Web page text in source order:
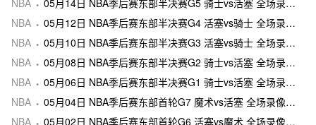
NBA
05月14日 NBA季后赛东部半决赛G5 骑士vs活塞 全场录像及集锦
NBA
05月12日 NBA季后赛东部半决赛G4 活塞vs骑士 全场录像及集锦
NBA
05月10日 NBA季后赛东部半决赛G3 活塞vs骑士 全场录像及集锦
NBA
05月08日 NBA季后赛东部半决赛G2 骑士vs活塞 全场录像及集锦
NBA
05月06日 NBA季后赛东部半决赛G1 骑士vs活塞 全场录像及集锦
NBA
05月04日 NBA季后赛东部首轮G7 魔术vs活塞 全场录像及集锦
NBA
05月02日 NBA季后赛东部首轮G6 活塞vs魔术 全场录像及集锦